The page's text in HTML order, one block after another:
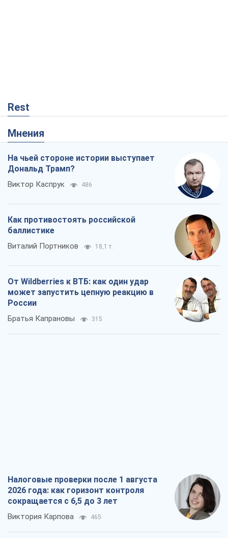
Rest
Мнения
На чьей стороне истории выступает
Дональд Трамп?
Виктор Каспрук 486
Как противостоять российской
баллистике
Виталий Портников 18,1 т.
От Wildberries к ВТБ: как один удар
может запустить цепную реакцию в
России
Братья Капрановы 315
Налоговые проверки после 1 августа
2026 года: как горизонт контроля
сокращается с 6,5 до 3 лет
Виктория Карпова 465